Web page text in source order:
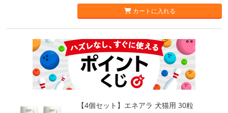
カートに入れる
【4個セット】エネアラ 犬猫用 30粒